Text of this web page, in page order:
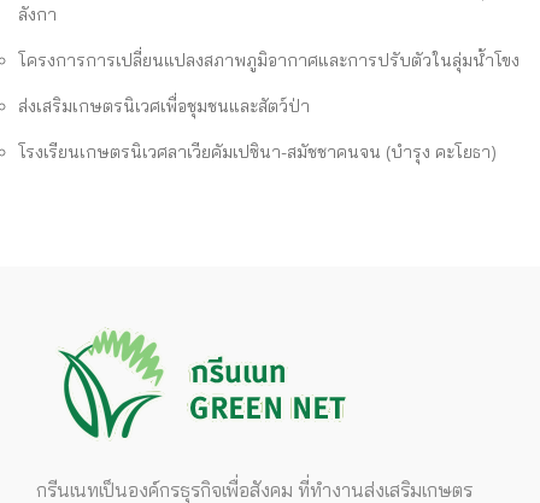
ลังกา
โครงการการเปลี่ยนแปลงสภาพภูมิอากาศและการปรับตัวในลุ่มน้ำโขง
ส่งเสริมเกษตรนิเวศเพื่อชุมชนและสัตว์ป่า
โรงเรียนเกษตรนิเวศลาเวียคัมเปซินา-สมัชชาคนจน (บำรุง คะโยธา)
กรีนเนทเป็นองค์กรธุรกิจเพื่อสังคม ที่ทำงานส่งเสริมเกษตร